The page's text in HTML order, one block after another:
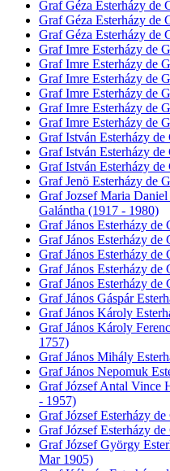
Graf Géza Esterházy de
Graf Géza Esterházy de
Graf Géza Esterházy de
Graf Imre Esterházy de
Graf Imre Esterházy de
Graf Imre Esterházy de
Graf Imre Esterházy de
Graf Imre Esterházy de
Graf Imre Esterházy de
Graf István Esterházy
Graf István Esterházy
Graf István Esterházy
Graf Jenö Esterházy de
Graf Jozsef Maria
Galántha (1917 - 1980)
Graf János Esterházy de
Graf János Esterházy de
Graf János Esterházy de
Graf János Esterházy de
Graf János Esterházy de
Graf János Gáspár
Graf János Károly
Graf János Károly
1757)
Graf János Mihály
Graf János Nepomuk
Graf József Antal Vince
- 1957)
Graf József Esterházy
Graf József Esterházy
Graf József György
Mar 1905)